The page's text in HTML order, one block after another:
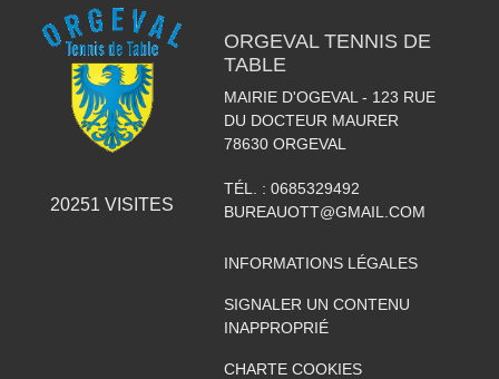
20251 VISITES
ORGEVAL TENNIS DE
TABLE
MAIRIE D'OGEVAL - 123 RUE
DU DOCTEUR MAURER
78630 ORGEVAL
TÉL. : 0685329492
BUREAUOTT@GMAIL.COM
INFORMATIONS LÉGALES
SIGNALER UN CONTENU
INAPPROPRIÉ
CHARTE COOKIES